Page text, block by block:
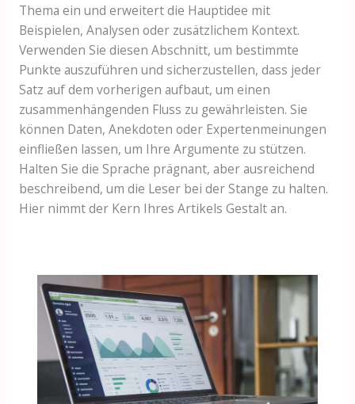
Thema ein und erweitert die Hauptidee mit
Beispielen, Analysen oder zusätzlichem Kontext.
Verwenden Sie diesen Abschnitt, um bestimmte
Punkte auszuführen und sicherzustellen, dass jeder
Satz auf dem vorherigen aufbaut, um einen
zusammenhängenden Fluss zu gewährleisten. Sie
können Daten, Anekdoten oder Expertenmeinungen
einfließen lassen, um Ihre Argumente zu stützen.
Halten Sie die Sprache prägnant, aber ausreichend
beschreibend, um die Leser bei der Stange zu halten.
Hier nimmt der Kern Ihres Artikels Gestalt an.